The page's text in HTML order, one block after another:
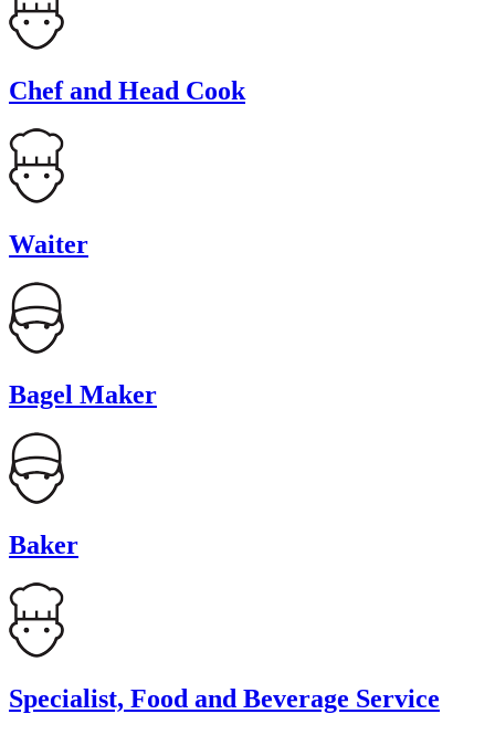
Chef and Head Cook
Waiter
Bagel Maker
Baker
Specialist, Food and Beverage Service